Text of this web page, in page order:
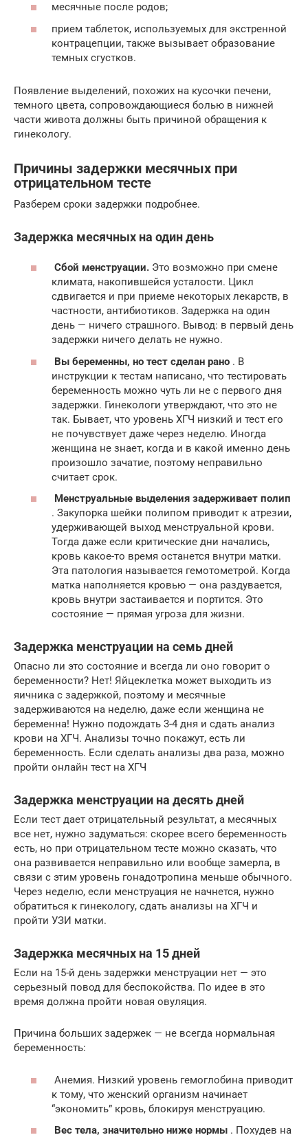
месячные после родов;
прием таблеток, используемых для экстренной
контрацепции, также вызывает образование
темных сгустков.
Появление выделений, похожих на кусочки печени,
темного цвета, сопровождающиеся болью в нижней
части живота должны быть причиной обращения к
гинекологу.
Причины задержки месячных при
отрицательном тесте
Разберем сроки задержки подробнее.
Задержка месячных на один день
Сбой менструации. Это возможно при смене
климата, накопившейся усталости. Цикл
сдвигается и при приеме некоторых лекарств, в
частности, антибиотиков. Задержка на один
день — ничего страшного. Вывод: в первый день
задержки ничего делать не нужно.
Вы беременны, но тест сделан рано . В
инструкции к тестам написано, что тестировать
беременность можно чуть ли не с первого дня
задержки. Гинекологи утверждают, что это не
так. Бывает, что уровень ХГЧ низкий и тест его
не почувствует даже через неделю. Иногда
женщина не знает, когда и в какой именно день
произошло зачатие, поэтому неправильно
считает срок.
Менструальные выделения задерживает полип
. Закупорка шейки полипом приводит к атрезии,
удерживающей выход менструальной крови.
Тогда даже если критические дни начались,
кровь какое-то время останется внутри матки.
Эта патология называется гемотометрой. Когда
матка наполняется кровью — она раздувается,
кровь внутри застаивается и портится. Это
состояние — прямая угроза для жизни.
Задержка менструации на семь дней
Опасно ли это состояние и всегда ли оно говорит о
беременности? Нет! Яйцеклетка может выходить из
яичника с задержкой, поэтому и месячные
задерживаются на неделю, даже если женщина не
беременна! Нужно подождать 3-4 дня и сдать анализ
крови на ХГЧ. Анализы точно покажут, есть ли
беременность. Если сделать анализы два раза, можно
пройти онлайн тест на ХГЧ
Задержка менструации на десять дней
Если тест дает отрицательный результат, а месячных
все нет, нужно задуматься: скорее всего беременность
есть, но при отрицательном тесте можно сказать, что
она развивается неправильно или вообще замерла, в
связи с этим уровень гонадотропина меньше обычного.
Через неделю, если менструация не начнется, нужно
обратиться к гинекологу, сдать анализы на ХГЧ и
пройти УЗИ матки.
Задержка месячных на 15 дней
Если на 15-й день задержки менструации нет — это
серьезный повод для беспокойства. По идее в это
время должна пройти новая овуляция.
Причина больших задержек — не всегда нормальная
беременность:
Анемия. Низкий уровень гемоглобина приводит
к тому, что женский организм начинает
“экономить” кровь, блокируя менструацию.
Вес тела, значительно ниже нормы . Похудев на